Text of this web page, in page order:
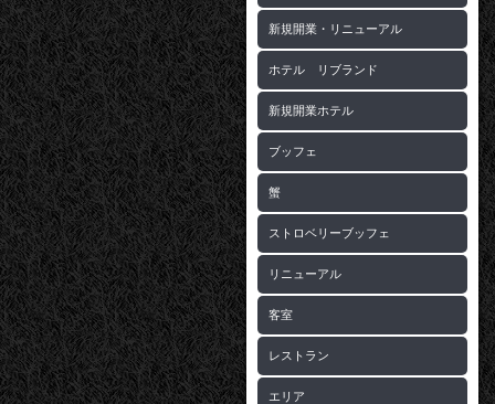
新規開業・リニューアル
ホテル リブランド
新規開業ホテル
ブッフェ
蟹
ストロベリーブッフェ
リニューアル
客室
レストラン
エリア